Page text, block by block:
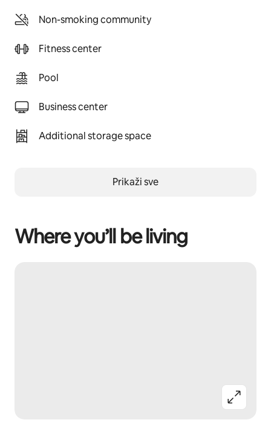
Non-smoking community
Fitness center
Pool
Business center
Additional storage space
Prikaži sve
Where you’ll be living